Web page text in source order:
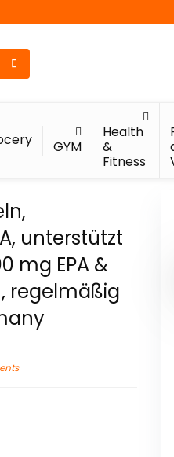
GYM
Health
&
Fitness
unterstützt
mg EPA &
regelmäßig